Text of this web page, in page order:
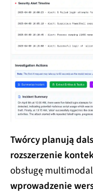
Twórcy planują
rozszerzenie
obsługę
wprowadzenie